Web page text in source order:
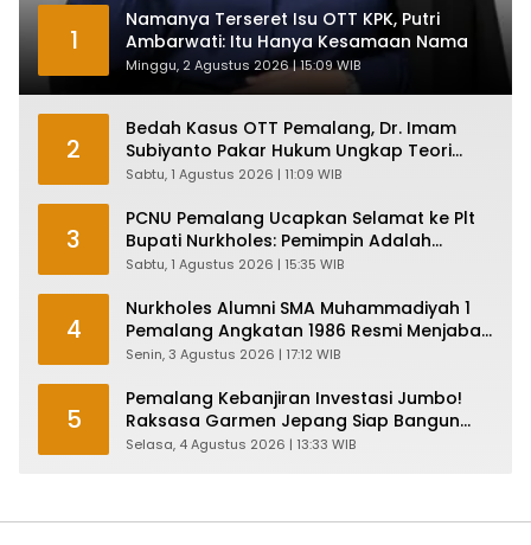
1
Namanya Terseret Isu OTT KPK, Putri
Ambarwati: Itu Hanya Kesamaan Nama
Minggu, 2 Agustus 2026 | 15:09 WIB
2
Bedah Kasus OTT Pemalang, Dr. Imam
Subiyanto Pakar Hukum Ungkap Teori
Penyertaan KPK
Sabtu, 1 Agustus 2026 | 11:09 WIB
3
PCNU Pemalang Ucapkan Selamat ke Plt
Bupati Nurkholes: Pemimpin Adalah
Pelayan Rakyat!
Sabtu, 1 Agustus 2026 | 15:35 WIB
4
Nurkholes Alumni SMA Muhammadiyah 1
Pemalang Angkatan 1986 Resmi Menjabat
Plt Bupati, Inilah Pesan Ketua Asmam 86
Senin, 3 Agustus 2026 | 17:12 WIB
5
Pemalang Kebanjiran Investasi Jumbo!
Raksasa Garmen Jepang Siap Bangun
Pabrik dan Serap Ribuan Tenaga Kerja
Selasa, 4 Agustus 2026 | 13:33 WIB